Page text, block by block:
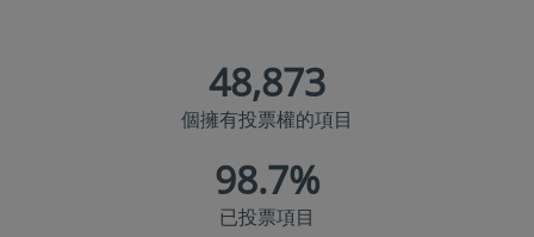
48,873
個擁有投票權的項目
98.7%
已投票項目